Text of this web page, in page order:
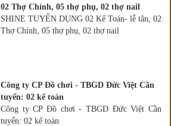
02 Thợ Chính, 05 thợ phụ, 02 thợ nail
SHINE TUYỂN DỤNG 02 Kế Toán- lễ tân, 02
Thợ Chính, 05 thợ phụ, 02 thợ nail
Công ty CP Đồ chơi - TBGD Đức Việt Cần
tuyển: 02 kế toán
Công ty CP Đồ chơi - TBGD Đức Việt Cần
tuyển: 02 kế toán